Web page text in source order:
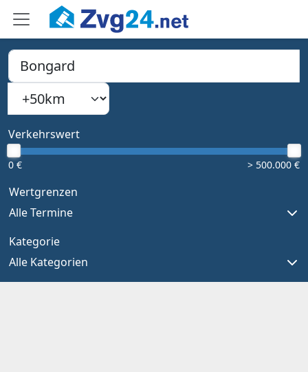
PLZ, Ort oder Bundesland
Type 1 or more characters for results.
Suchradius
Verkehrswert
0 € > 500.000 €
Wertgrenzen
Alle Termine
Kategorie
Alle Kategorien